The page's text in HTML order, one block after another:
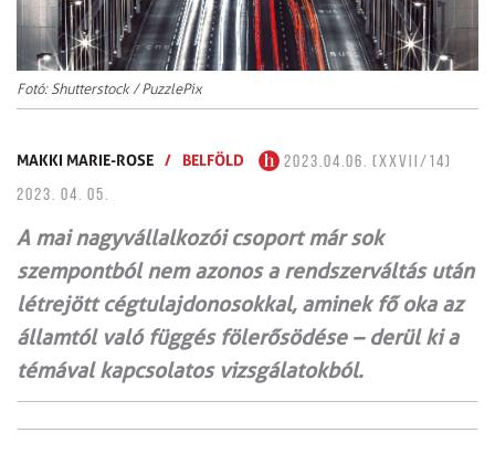
Fotó: Shutterstock / PuzzlePix
MAKKI MARIE-ROSE / BELFÖLD
2023.04.06. (XXVII/14)
2023. 04. 05.
A mai nagyvállalkozói csoport már sok
szempontból nem azonos a rendszerváltás után
létrejött cégtulajdonosokkal, aminek fő oka az
államtól való függés fölerősödése – derül ki a
témával kapcsolatos vizsgálatokból.